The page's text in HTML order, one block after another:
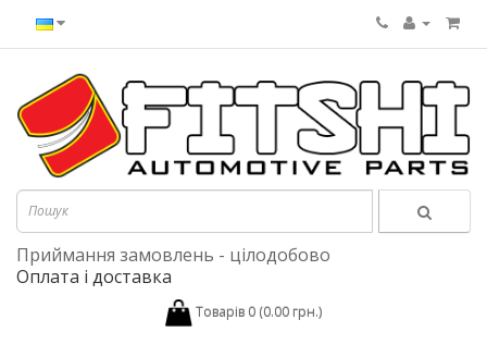
Приймання замовлень - цілодобово
Оплата і доставка
Товарів 0 (0.00 грн.)